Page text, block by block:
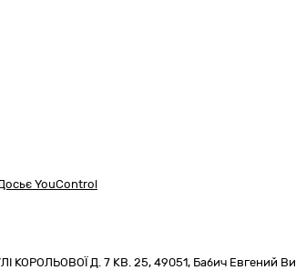
YouControl
КОРОЛЬОВОЇ Д. 7 КВ. 25, 49051, Бабич Евгений